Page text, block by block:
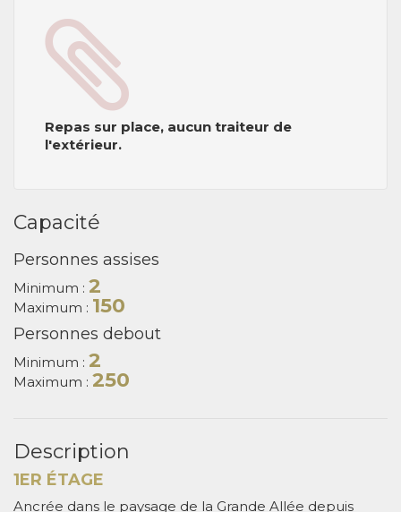
Repas sur place, aucun traiteur de
l'extérieur.
Capacité
Personnes assises
Minimum : 2
Maximum : 150
Personnes debout
Minimum : 2
Maximum : 250
Description
1ER ÉTAGE
Ancrée dans le paysage de la Grande Allée depuis